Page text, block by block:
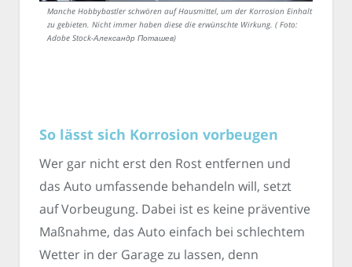
Manche Hobbybastler schwören auf Hausmittel, um der Korrosion Einhalt
zu gebieten. Nicht immer haben diese die erwünschte Wirkung. ( Foto:
Adobe Stock-Александр Поташев)
So lässt sich Korrosion vorbeugen
Wer gar nicht erst den Rost entfernen und
das Auto umfassende behandeln will, setzt
auf Vorbeugung. Dabei ist es keine präventive
Maßnahme, das Auto einfach bei schlechtem
Wetter in der Garage zu lassen, denn